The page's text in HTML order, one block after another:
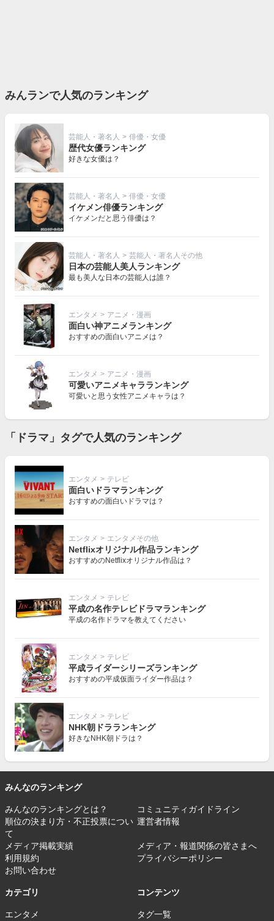
みんランで人気のランキング
芸能人・著名人 > 俳優・女優
歴代女優ランキング
好きな女優は？
芸能人・著名人 > 俳優・女優
イケメン俳優ランキング
イケメンだと思う俳優は？
芸能人・著名人 > 芸能人・著名人その他
日本の芸能人美人ランキング
最も美人な日本の芸能人は誰？
エンタメ > アニメ・漫画
面白い神アニメランキング
おすすめの面白いアニメは？
エンタメ > アニメ・漫画
可愛いアニメキャラランキング
可愛いと思う女性アニメキャラは？
「ドラマ」タグで人気のランキング
エンタメ > テレビ
面白いドラマランキング
おすすめの面白いドラマは？
エンタメ > エンタメその他
Netflixオリジナル作品ランキング
おすすめのNetflixオリジナル作品は？
エンタメ > テレビ
平成の名作テレビドラマランキング
平成の名作ドラマを教えてください
エンタメ > テレビ
平成ライダーシリーズランキング
おすすめの平成仮面ライダー作品は？
エンタメ > テレビ
NHK朝ドラランキング
好きなNHK朝ドラは？
みんなのランキング
みんなのランキングとは？
コミュニティガイドライン
順位の決まり方・不正投票につい
て
運営者情報
メディア掲載実績
メディア・報道関係の皆さまへ
利用規約
プライバシーポリシー
お問い合わせ
カテゴリ
エンタメ
コンテンツ
タグ一覧